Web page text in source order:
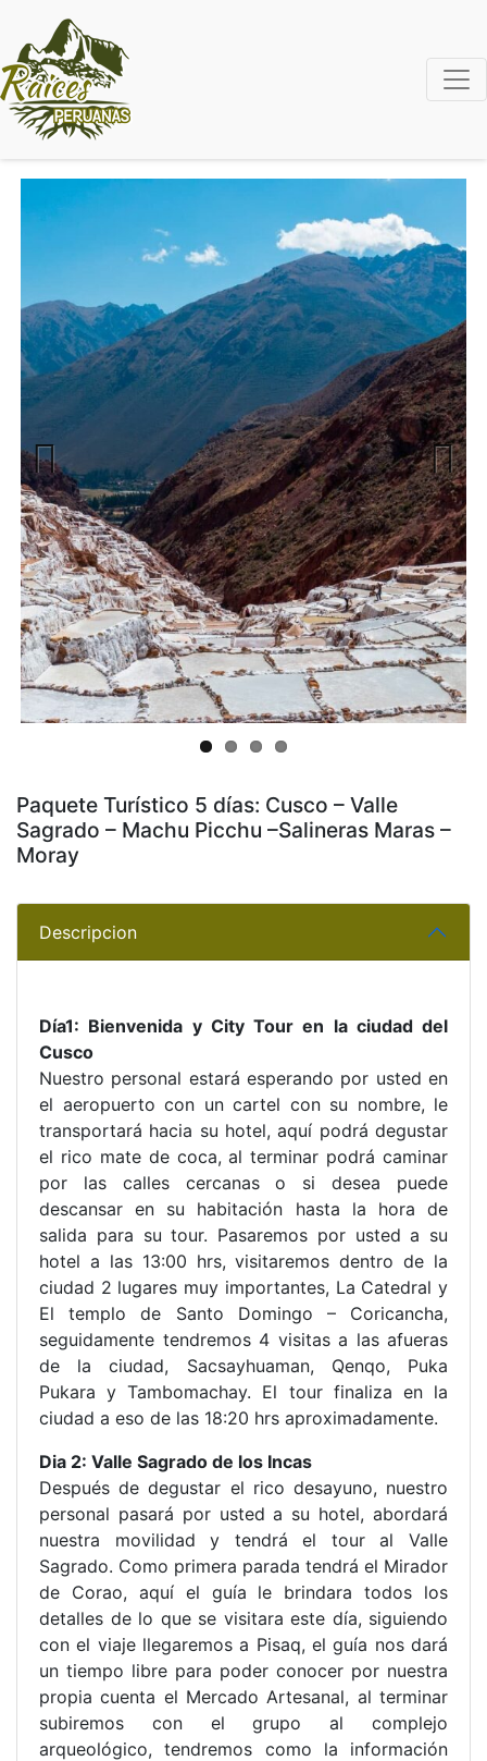
Previous Next
Paquete Turístico 5 días: Cusco – Valle
Sagrado – Machu Picchu –Salineras Maras –
Moray
Descripcion
Día1: Bienvenida y City Tour en la ciudad del
Cusco
Nuestro personal estará esperando por usted en
el aeropuerto con un cartel con su nombre, le
transportará hacia su hotel, aquí podrá degustar
el rico mate de coca, al terminar podrá caminar
por las calles cercanas o si desea puede
descansar en su habitación hasta la hora de
salida para su tour. Pasaremos por usted a su
hotel a las 13:00 hrs, visitaremos dentro de la
ciudad 2 lugares muy importantes, La Catedral y
El templo de Santo Domingo – Coricancha,
seguidamente tendremos 4 visitas a las afueras
de la ciudad, Sacsayhuaman, Qenqo, Puka
Pukara y Tambomachay. El tour finaliza en la
ciudad a eso de las 18:20 hrs aproximadamente.
Dia 2: Valle Sagrado de los Incas
Después de degustar el rico desayuno, nuestro
personal pasará por usted a su hotel, abordará
nuestra movilidad y tendrá el tour al Valle
Sagrado. Como primera parada tendrá el Mirador
de Corao, aquí el guía le brindara todos los
detalles de lo que se visitara este día, siguiendo
con el viaje llegaremos a Pisaq, el guía nos dará
un tiempo libre para poder conocer por nuestra
propia cuenta el Mercado Artesanal, al terminar
subiremos con el grupo al complejo
arqueológico, tendremos como la información